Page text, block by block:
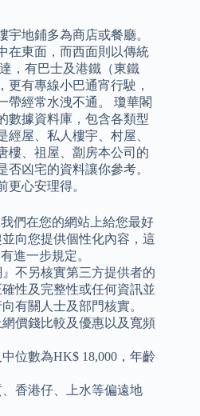
宇地鋪多為商店或餐廳。
在東面，而西面則以傳統
，有巴士及港鐵（東鐵
更有專線小巴通宵行駛，
帶經常水洩不通。 瓊華閣
數據資料庫，包含各類型
屋、私人樓宇、村屋、
樓、祖屋、劏房本公司的
凶宅的資料讓你參考。
更心安理得。
們在您的網站上給您最好
向您提供個性化內容，這
進一步規定。
不另核實第三方提供者的
性及完整性或任何資訊並
有關人士及部門核實。
價錢比較及優惠以及寬頻
位數為HK$ 18,000，年齡
香港仔、上水等偏遠地